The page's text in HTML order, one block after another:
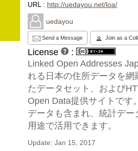
URL : http://uedayou.net/loa/
uedayou
Send a Message Join as a
License
:
Linked Open Addresses
れる日本の住所データを
たデータセット、および
Open Data提供サイトです
データも含まれ、統計デ
用途で活用できます。
Update: Jan 15, 2017